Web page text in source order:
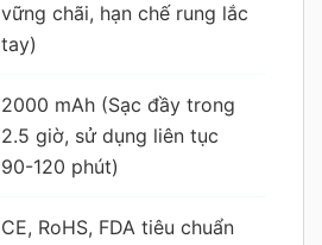
vững chãi, hạn chế rung lắc
tay)
2000 mAh (Sạc đầy trong
2.5 giờ, sử dụng liên tục
90-120 phút)
CE, RoHS, FDA tiêu chuẩn